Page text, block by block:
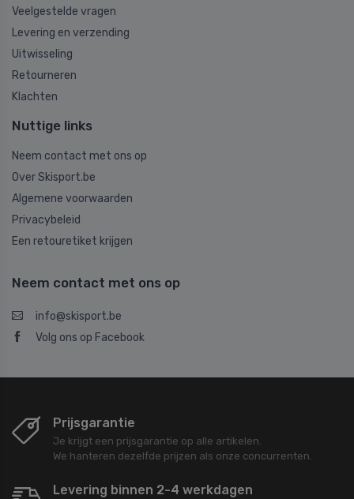
Veelgestelde vragen
Levering en verzending
Uitwisseling
Retourneren
Klachten
Nuttige links
Neem contact met ons op
Over Skisport.be
Algemene voorwaarden
Privacybeleid
Een retouretiket krijgen
Neem contact met ons op
info@skisport.be
Volg ons op Facebook
Prijsgarantie
Je krijgt een prijsgarantie op alle artikelen.
We hanteren dezelfde prijzen als onze concurrenten.
Levering binnen 2-4 werkdagen